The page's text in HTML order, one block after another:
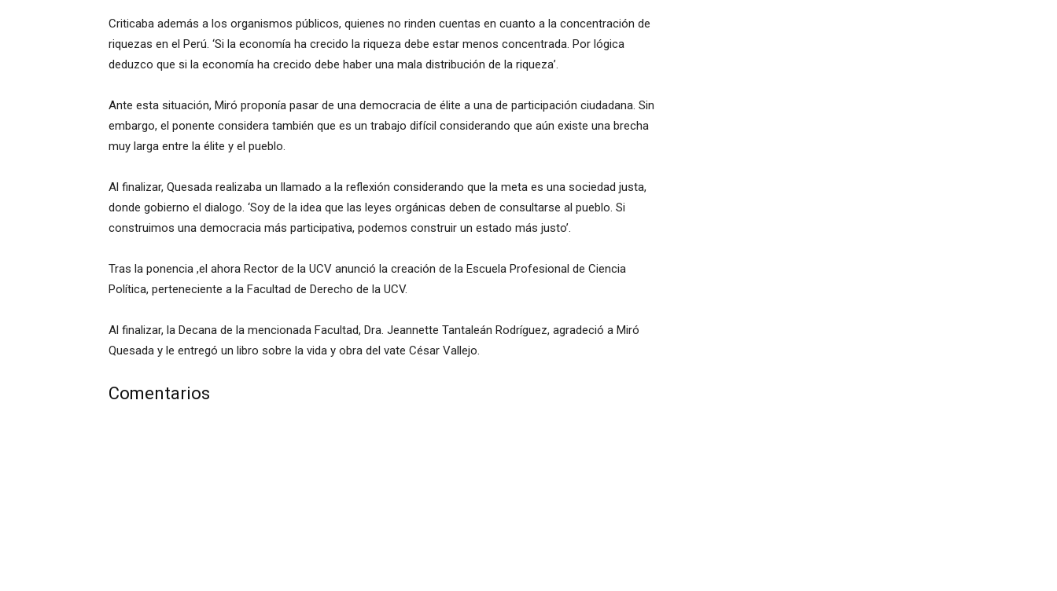
Criticaba además a los organismos públicos, quienes no rinden cuentas en cuanto a la concentración de
riquezas en el Perú. ‘Si la economía ha crecido la riqueza debe estar menos concentrada. Por lógica
deduzco que si la economía ha crecido debe haber una mala distribución de la riqueza’.
Ante esta situación, Miró proponía pasar de una democracia de élite a una de participación ciudadana. Sin
embargo, el ponente considera también que es un trabajo difícil considerando que aún existe una brecha
muy larga entre la élite y el pueblo.
Al finalizar, Quesada realizaba un llamado a la reflexión considerando que la meta es una sociedad justa,
donde gobierno el dialogo. ‘Soy de la idea que las leyes orgánicas deben de consultarse al pueblo. Si
construimos una democracia más participativa, podemos construir un estado más justo’.
Tras la ponencia ,el ahora Rector de la UCV anunció la creación de la Escuela Profesional de Ciencia
Política, perteneciente a la Facultad de Derecho de la UCV.
Al finalizar, la Decana de la mencionada Facultad, Dra. Jeannette Tantaleán Rodríguez, agradeció a Miró
Quesada y le entregó un libro sobre la vida y obra del vate César Vallejo.
Comentarios